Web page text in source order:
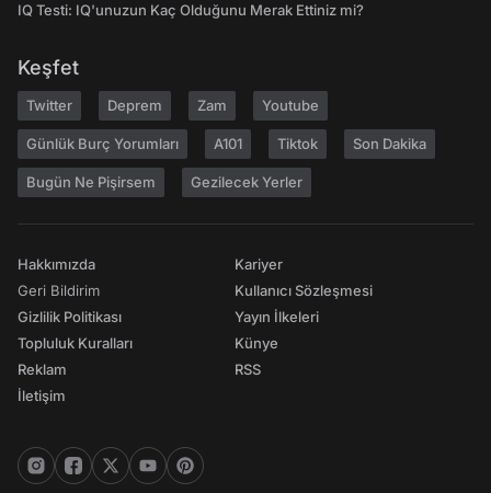
IQ Testi: IQ'unuzun Kaç Olduğunu Merak Ettiniz mi?
Keşfet
Twitter Deprem Zam Youtube
Günlük Burç Yorumları A101 Tiktok Son Dakika
Bugün Ne Pişirsem Gezilecek Yerler
Hakkımızda
Geri Bildirim
Gizlilik Politikası
Topluluk Kuralları
Reklam
İletişim
Kariyer
Kullanıcı Sözleşmesi
Yayın İlkeleri
Künye
RSS